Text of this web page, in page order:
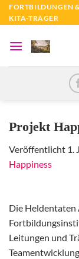
Zum
Inhalt
FORTBILDUNGEN
KITA-TRÄGER
Projekt
Veröffentlicht 1.
Happiness
Die Heldentaten
Leitungen und